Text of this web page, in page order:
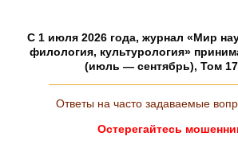
C 1 июля 2026 года, журнал «Мир
филология, культурология»
(июль — сентябрь), Том
Ответы на часто задаваемые
Остерегайтесь